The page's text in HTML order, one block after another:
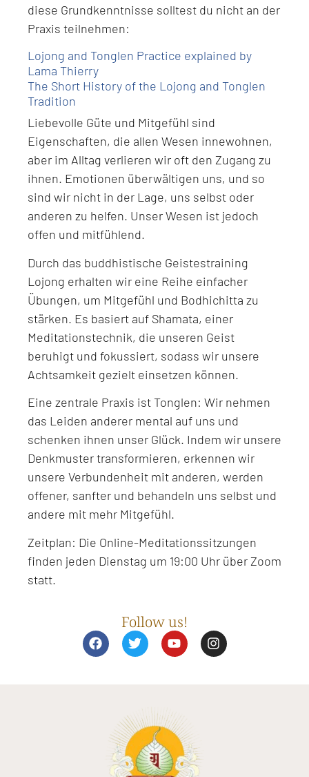
diese Grundkenntnisse solltest du nicht an der
Praxis teilnehmen:
Lojong and Tonglen Practice explained by
Lama Thierry
The Short History of the Lojong and Tonglen
Tradition
Liebevolle Güte und Mitgefühl sind
Eigenschaften, die allen Wesen innewohnen,
aber im Alltag verlieren wir oft den Zugang zu
ihnen. Emotionen überwältigen uns, und so
sind wir nicht in der Lage, uns selbst oder
anderen zu helfen. Unser Wesen ist jedoch
offen und mitfühlend.
Durch das buddhistische Geistestraining
Lojong erhalten wir eine Reihe einfacher
Übungen, um Mitgefühl und Bodhichitta zu
stärken. Es basiert auf Shamata, einer
Meditationstechnik, die unseren Geist
beruhigt und fokussiert, sodass wir unsere
Achtsamkeit gezielt einsetzen können.
Eine zentrale Praxis ist Tonglen: Wir nehmen
das Leiden anderer mental auf uns und
schenken ihnen unser Glück. Indem wir unsere
Denkmuster transformieren, erkennen wir
unsere Verbundenheit mit anderen, werden
offener, sanfter und behandeln uns selbst und
andere mit mehr Mitgefühl.
Zeitplan: Die Online-Meditationssitzungen
finden jeden Dienstag um 19:00 Uhr über Zoom
statt.
Follow us!
F
a
c
T
w
i
Y
o
u
I
n
s